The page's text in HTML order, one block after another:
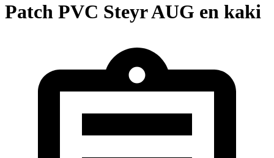
Patch PVC Steyr AUG en kaki